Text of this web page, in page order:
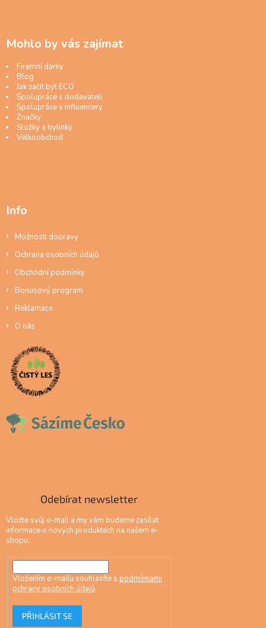
Mohlo by vás zajímat
Firemní dárky
Blog
Jak začít být ECO
Spolupráce s dodavateli
Spolupráce s influencery
Značky
Složky a bylinky
Velkoobchod
Info
Možnosti dopravy
Ochrana osobních údajů
Obchodní podmínky
Bonusový program
Reklamace
O nás
Odebírat newsletter
Vložte svůj e-mail a my vám budeme zasílat
informace o nových produktech na našem e-
shopu.
Vložením e-mailu souhlasíte s podmínkami
ochrany osobních údajů
PŘIHLÁSIT SE